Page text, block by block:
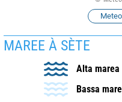
MAREE À SÈTE
Alta marea
Bassa